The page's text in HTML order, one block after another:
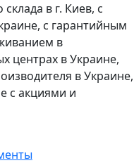
в г. Киев, с
с гарантийным
в
центрах в Украине,
в Украине,
с акциями и